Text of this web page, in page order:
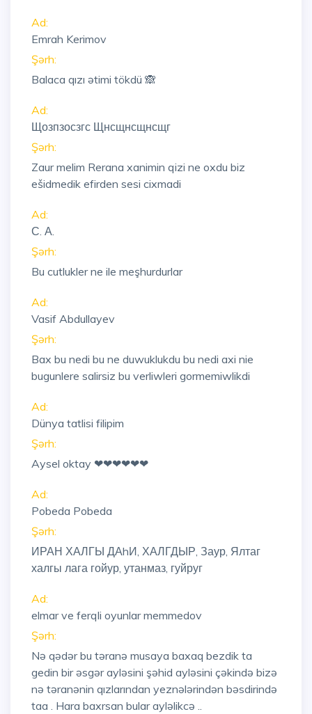
Ad:
Emrah Kerimov
Şərh:
Balaca qızı ətimi tökdü 🙈
Ad:
Щозпзосзгс Щнсщнсщнсщг
Şərh:
Zaur melim Rerana xanimin qizi ne oxdu biz
ešidmedik efirden sesi cixmadi
Ad:
С. А.
Şərh:
Bu cutlukler ne ile meşhurdurlar
Ad:
Vasif Abdullayev
Şərh:
Bax bu nedi bu ne duwuklukdu bu nedi axi nie
bugunlere salirsiz bu verliwleri gormemiwlikdi
Ad:
Dünya tatlisi filipim
Şərh:
Aysel oktay ❤❤❤❤❤❤
Ad:
Pobeda Pobeda
Şərh:
ИРАН ХАЛГЫ ДАhИ, ХАЛГДЫР, Заур, Ялтаг
халгы лага гойур, утанмаз, гуйруг
Ad:
elmar ve ferqli oyunlar memmedov
Şərh:
Nə qədər bu təranə musaya baxaq bezdik ta
gedin bir əsgər ayləsini şəhid ayləsini çəkində bizə
nə təranənin qızlarından yeznələrindən bəsdirində
taa . Hara baxrsan bular ayləlikcə ..